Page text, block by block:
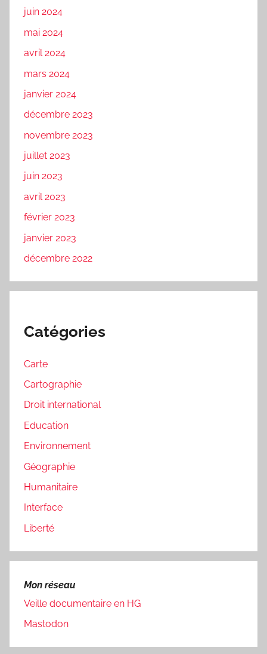
juin 2024
mai 2024
avril 2024
mars 2024
janvier 2024
décembre 2023
novembre 2023
juillet 2023
juin 2023
avril 2023
février 2023
janvier 2023
décembre 2022
Catégories
Carte
Cartographie
Droit international
Education
Environnement
Géographie
Humanitaire
Interface
Liberté
Mon réseau
Veille documentaire en HG
Mastodon